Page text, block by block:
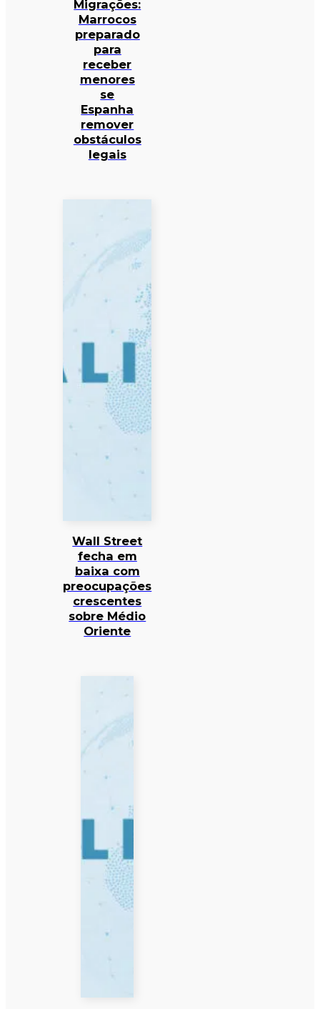
Migrações:
Marrocos
preparado
para
receber
menores
se
Espanha
remover
obstáculos
legais
Wall Street
fecha em
baixa com
preocupações
crescentes
sobre Médio
Oriente